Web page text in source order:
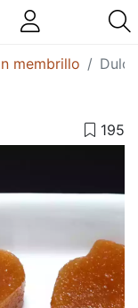
membrillo